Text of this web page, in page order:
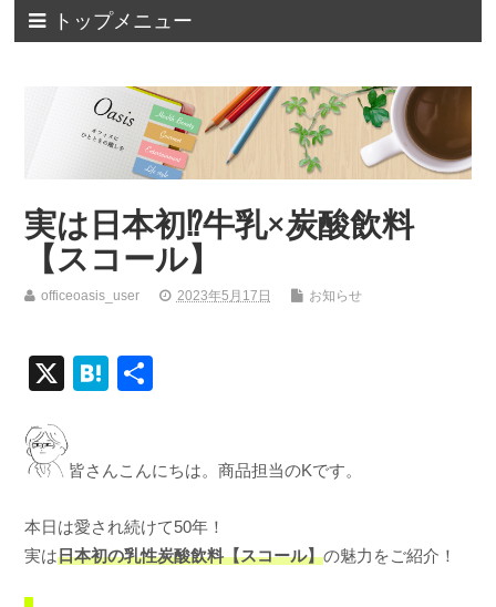
トップメニュー
実は日本初⁉牛乳×炭酸飲料
【スコール】
officeoasis_user 2023年5月17日 お知らせ
X
H
n
a
皆さんこんにちは。商品担当のKです。
本日は愛され続けて50年！
実は日本初の乳性炭酸飲料【スコール】の魅力をご紹介！